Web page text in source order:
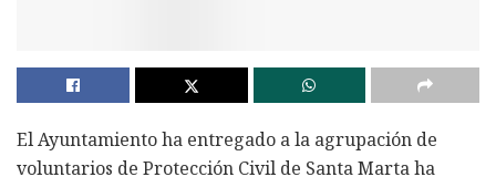
El Ayuntamiento ha entregado a la agrupación de
voluntarios de Protección Civil de Santa Marta ha